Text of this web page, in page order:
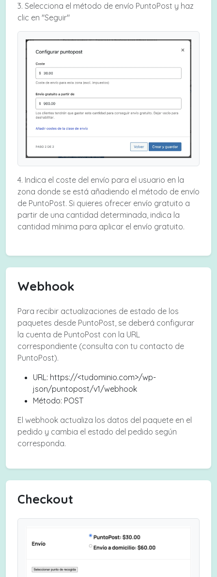
3. Selecciona el método de envío PuntoPost y haz
clic en "Seguir"
4. Indica el coste del envío para el usuario en la
zona donde se está añadiendo el método de envío
de PuntoPost. Si quieres ofrecer envío gratuito a
partir de una cantidad determinada, indica la
cantidad mínima para aplicar el envío gratuito.
Webhook
Para recibir actualizaciones de estado de los
paquetes desde PuntoPost, se deberá configurar
la cuenta de PuntoPost con la URL
correspondiente (consulta con tu contacto de
PuntoPost).
URL: https://<tudominio.com>/wp-
json/puntopost/v1/webhook
Método: POST
El webhook actualiza los datos del paquete en el
pedido y cambia el estado del pedido según
corresponda.
Checkout